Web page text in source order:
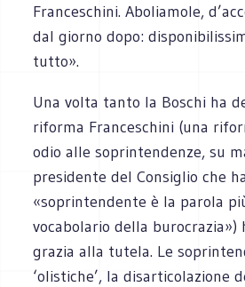
Franceschini. Aboliamole,
dal giorno dopo:
tutto».
Una volta tanto la Boschi ha
riforma Franceschini (una
odio alle soprintendenze, su
presidente del Consiglio che
«soprintendente è la parola
vocabolario della burocrazia»)
grazia alla tutela. Le
‘olistiche’, la disarticolazione